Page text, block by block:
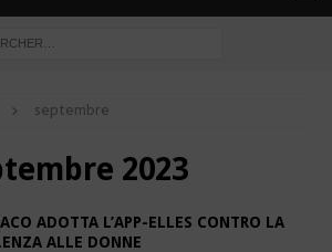
septembre
2023
ADOTTA L’APP-ELLES CONTRO LA
ALLE DONNE